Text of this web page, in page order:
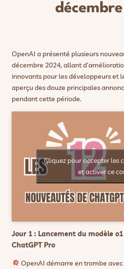
OpenAI a présenté plusieurs
décembre 2024, allant
innovants pour les développeurs et
aperçu des douze principales
pendant cette période.
Cliquez pour accepter les
et activer ce
Jour 1 : Lancement du modèle
ChatGPT Pro
OpenAI démarre en trombe